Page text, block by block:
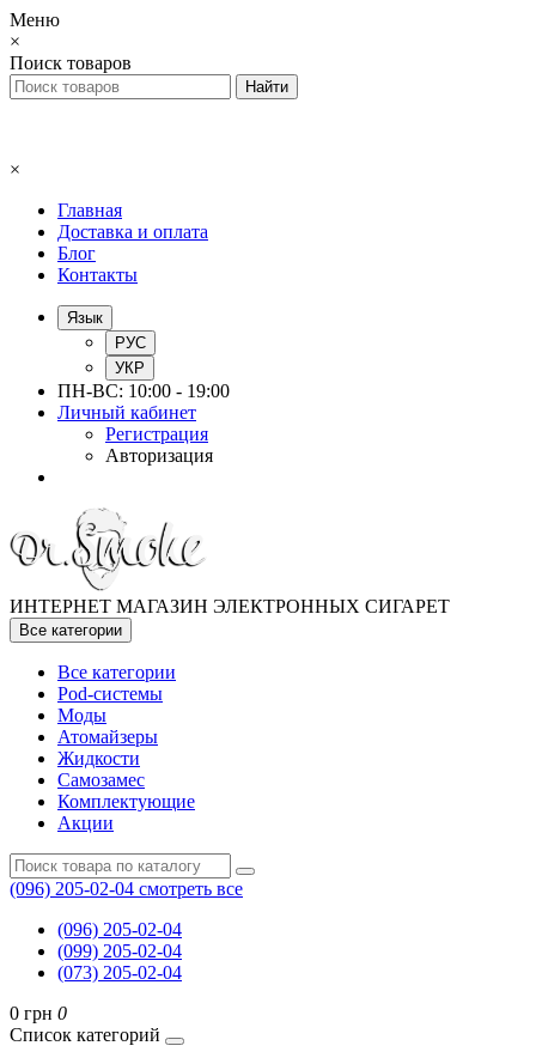
Меню
×
Поиск товаров
×
Главная
Доставка и оплата
Блог
Контакты
Язык
РУС
УКР
ПН-ВС: 10:00 - 19:00
Личный кабинет
Регистрация
Авторизация
ИНТЕРНЕТ МАГАЗИН ЭЛЕКТРОННЫХ СИГАРЕТ
Все категории
Все категории
Pod-системы
Моды
Атомайзеры
Жидкости
Самозамес
Комплектующие
Акции
(096) 205-02-04 смотреть все
(096) 205-02-04
(099) 205-02-04
(073) 205-02-04
0 грн 0
Список категорий